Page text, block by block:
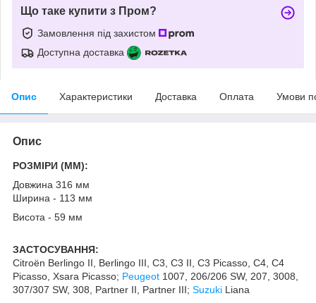
Що таке купити з Пром?
Замовлення під захистом
Доступна доставка
Опис Характеристики Доставка Оплата Умови
Опис
РОЗМІРИ (MM):
Довжина 316 мм
Ширина - 113 мм
Висота - 59 мм
ЗАСТОСУВАННЯ:
Citroën Berlingo II, Berlingo III, C3, C3 II, C3 Picasso, C4, C4
Picasso, Xsara Picasso; Peugeot 1007, 206/206 SW, 207, 3008,
307/307 SW, 308, Partner II, Partner III; Suzuki Liana